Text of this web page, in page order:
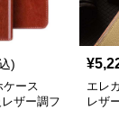
)
ケース
ザー調フ
¥
エレ
レザ